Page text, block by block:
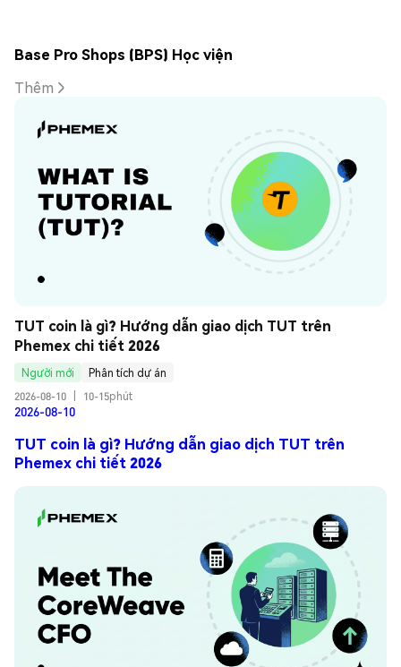
Base Pro Shops (BPS) Học viện
Thêm
TUT coin là gì? Hướng dẫn giao dịch TUT trên
Phemex chi tiết 2026
Người mới
Phân tích dự án
2026-08-10
10-15phút
2026-08-10
TUT coin là gì? Hướng dẫn giao dịch TUT trên
Phemex chi tiết 2026